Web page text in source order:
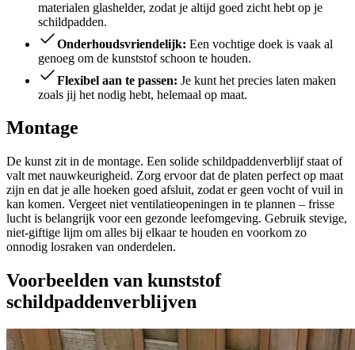
materialen glashelder, zodat je altijd goed zicht hebt op je
schildpadden.
Onderhoudsvriendelijk: Een vochtige doek is vaak al
genoeg om de kunststof schoon te houden.
Flexibel aan te passen: Je kunt het precies laten maken
zoals jij het nodig hebt, helemaal op maat.
Montage
De kunst zit in de montage. Een solide schildpaddenverblijf staat of
valt met nauwkeurigheid. Zorg ervoor dat de platen perfect op maat
zijn en dat je alle hoeken goed afsluit, zodat er geen vocht of vuil in
kan komen. Vergeet niet ventilatieopeningen in te plannen – frisse
lucht is belangrijk voor een gezonde leefomgeving. Gebruik stevige,
niet-giftige lijm om alles bij elkaar te houden en voorkom zo
onnodig losraken van onderdelen.
Voorbeelden van kunststof
schildpaddenverblijven